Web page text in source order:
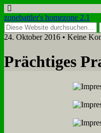
zonebattler's homezone 2.1
24. Oktober 2016 • Keine
Präch­ti­ges